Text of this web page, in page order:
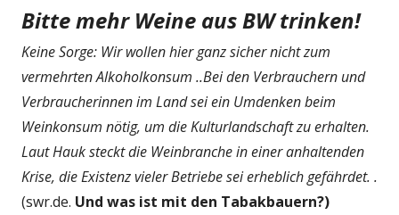
Bitte mehr Weine aus BW trinken!
Keine Sorge: Wir wollen hier ganz sicher nicht zum
vermehrten Alkoholkonsum ..Bei den Verbrauchern und
Verbraucherinnen im Land sei ein Umdenken beim
Weinkonsum nötig, um die Kulturlandschaft zu erhalten.
Laut Hauk steckt die Weinbranche in einer anhaltenden
Krise, die Existenz vieler Betriebe sei erheblich gefährdet. .
(swr.de. Und was ist mit den Tabakbauern?)